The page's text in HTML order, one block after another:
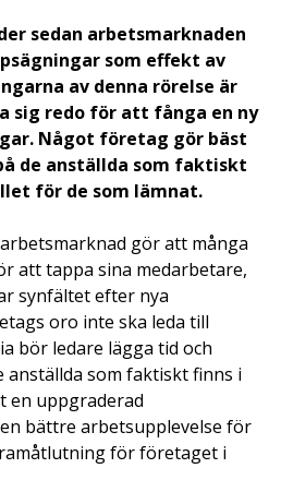
sedan arbetsmarknaden
som effekt av
av denna rörelse är
sig redo för att fånga en ny
Något företag gör bäst
de anställda som faktiskt
för de som lämnat.
gör att många
att tappa sina medarbetare,
synfältet efter nya
oro inte ska leda till
bör ledare lägga tid och
anställda som faktiskt finns i
en uppgraderad
bättre arbetsupplevelse för
för företaget i